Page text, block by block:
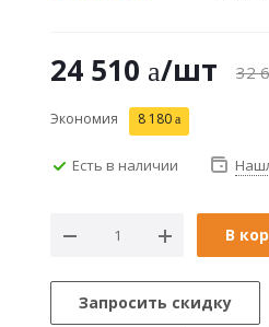
24 510 /шт 32
Экономия 8 180
Есть в наличии
В
Запросить скидку